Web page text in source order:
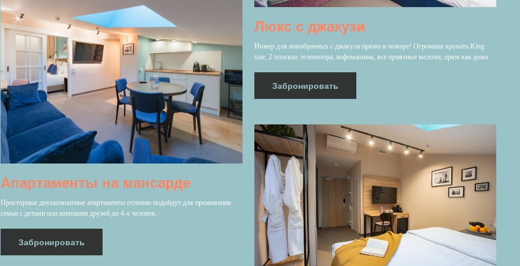
Люкс с джакузи
Номер для новобрачных с джакузи прямо в номере! Огромная кровать King
size, 2 плоских телевизора, кофемашина, все приятные мелочи, прям как дома.
Забронировать
Апартаменты на мансарде
Просторные двухкомнатные апартаменты отлично подойдут для проживания
семьи с детьми или компании друзей до 4-х человек.
Забронировать